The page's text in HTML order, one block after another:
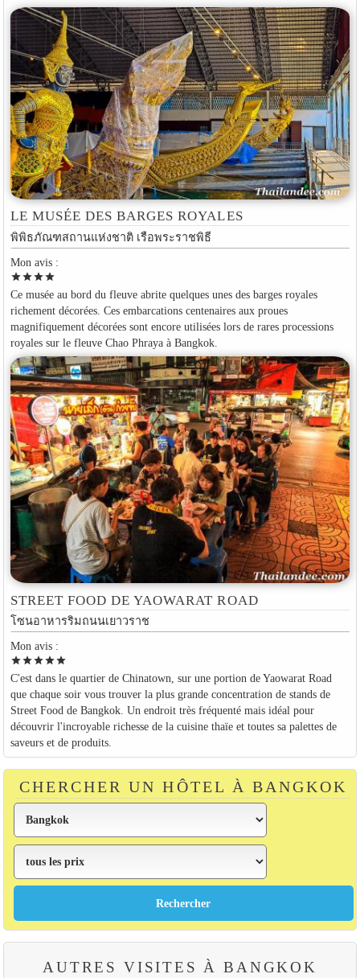
LE MUSÉE DES BARGES ROYALES
พิพิธภัณฑสถานแห่งชาติ เรือพระราชพิธี
Mon avis :
starstarstarstar
Ce musée au bord du fleuve abrite quelques unes des barges royales
richement décorées. Ces embarcations centenaires aux proues
magnifiquement décorées sont encore utilisées lors de rares processions
royales sur le fleuve Chao Phraya à Bangkok.
STREET FOOD DE YAOWARAT ROAD
โซนอาหารริมถนนเยาวราช
Mon avis :
starstarstarstarstar
C'est dans le quartier de Chinatown, sur une portion de Yaowarat Road
que chaque soir vous trouver la plus grande concentration de stands de
Street Food de Bangkok. Un endroit très fréquenté mais idéal pour
découvrir l'incroyable richesse de la cuisine thaïe et toutes sa palettes de
saveurs et de produits.
CHERCHER UN HÔTEL À BANGKOK
AUTRES VISITES À BANGKOK